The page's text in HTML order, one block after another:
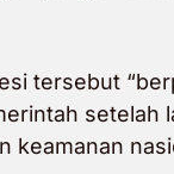
tersebut
setelah
keamanan